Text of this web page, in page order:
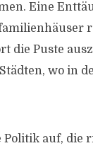
Eine
die Puste
wo in
Politik auf, die